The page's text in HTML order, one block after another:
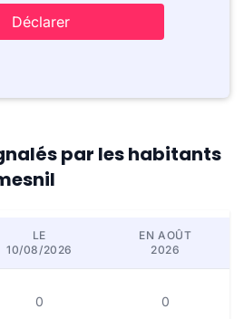
Déclarer
par les habitants
LE
10/08/2026
EN AOÛT
2026
0 0